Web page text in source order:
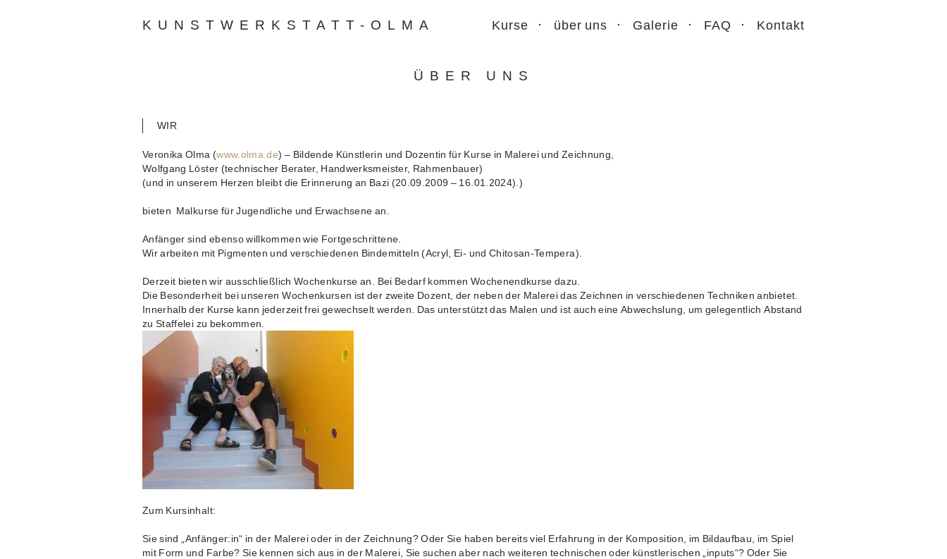
KUNSTWERKSTATT-OLMA Kurse über uns Galerie FAQ Kontakt
ÜBER UNS
WIR
Veronika Olma (www.olma.de) – Bildende Künstlerin und Dozentin für Kurse in Malerei und Zeichnung,
Wolfgang Löster (technischer Berater, Handwerksmeister, Rahmenbauer)
(und in unserem Herzen bleibt die Erinnerung an Bazi (20.09.2009 – 16.01.2024).)
bieten Malkurse für Jugendliche und Erwachsene an.
Anfänger sind ebenso willkommen wie Fortgeschrittene.
Wir arbeiten mit Pigmenten und verschiedenen Bindemitteln (Acryl, Ei- und Chitosan-Tempera).
Derzeit bieten wir ausschließlich Wochenkurse an. Bei Bedarf kommen Wochenendkurse dazu.
Die Besonderheit bei unseren Wochenkursen ist der zweite Dozent, der neben der Malerei das Zeichnen in verschiedenen Techniken anbietet.
Innerhalb der Kurse kann jederzeit frei gewechselt werden. Das unterstützt das Malen und ist auch eine Abwechslung, um gelegentlich Abstand
zu Staffelei zu bekommen.
Zum Kursinhalt:
Sie sind „Anfänger:in“ in der Malerei oder in der Zeichnung? Oder Sie haben bereits viel Erfahrung in der Komposition, im Bildaufbau, im Spiel
mit Form und Farbe? Sie kennen sich aus in der Malerei, Sie suchen aber nach weiteren technischen oder künstlerischen „inputs“? Oder Sie